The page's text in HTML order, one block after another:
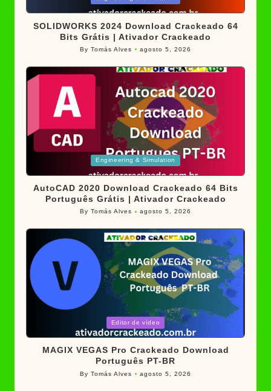
SOLIDWORKS 2024 Download Crackeado 64
Bits Grátis | Ativador Crackeado
Posted
ByTomás Alves agosto 5, 2026
Engineering & Simulation
AutoCAD 2020 Download Crackeado 64 Bits
Português Grátis | Ativador Crackeado
Posted
ByTomás Alves agosto 5, 2026
Editor de vídeo
MAGIX VEGAS Pro Crackeado Download
Português PT-BR
Posted
ByTomás Alves agosto 5, 2026